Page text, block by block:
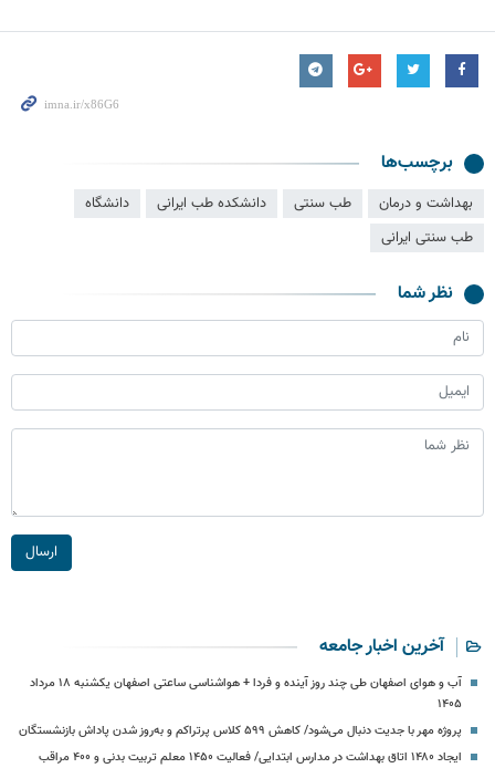
برچسب‌ها
بهداشت و درمان طب سنتی دانشکده طب ایرانی
دانشگاه
طب سنتی ایرانی
نظر شما
ارسال
آخرین اخبار جامعه
آب و هوای اصفهان طی چند روز آینده و فردا + هواشناسی ساعتی اصفهان یکشنبه ۱۸ مرداد
۱۴۰۵
پروژه مهر با جدیت دنبال می‌شود/ کاهش ۵۹۹ کلاس پرتراکم و به‌روز شدن پاداش بازنشستگان
ایجاد ۱۴۸۰ اتاق بهداشت در مدارس ابتدایی/ فعالیت ۱۴۵۰ معلم تربیت بدنی و ۴۰۰ مراقب